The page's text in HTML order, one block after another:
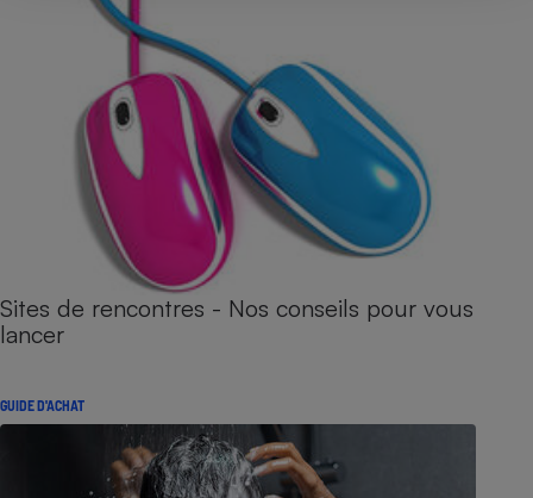
Sites de rencontres - Nos conseils pour vous
lancer
GUIDE D'ACHAT